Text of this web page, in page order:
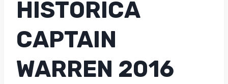
HISTORICA
CAPTAIN
WARREN 2016